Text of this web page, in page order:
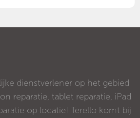
dienstverlener op het gebied
reparatie, tablet reparatie, iPad
op locatie! Terello komt bij